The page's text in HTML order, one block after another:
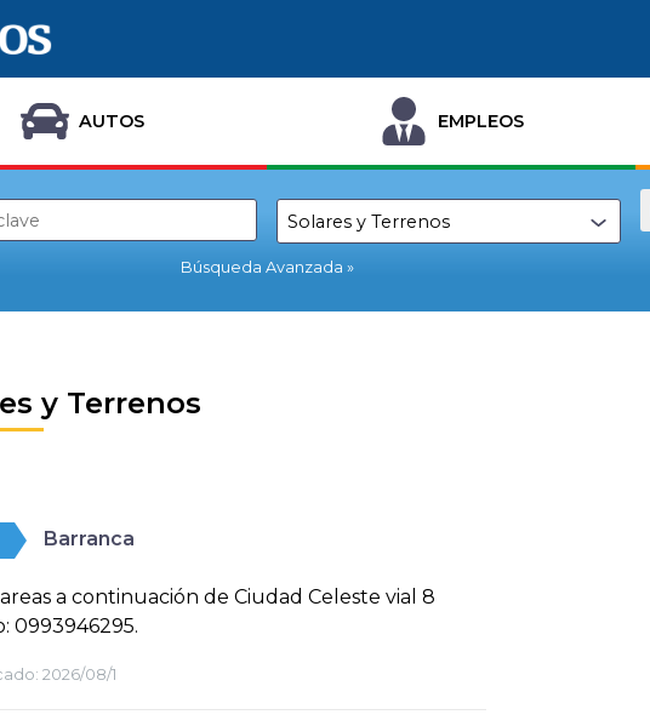
AUTOS EMPLEOS
Búsqueda Avanzada
y Terrenos
Barranca
a continuación de Ciudad Celeste vial 8
0993946295.
2026/08/1